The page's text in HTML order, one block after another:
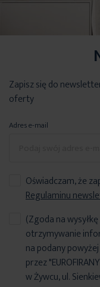
Zapisz się do
oferty
Adres e-mail
Oświadczam, że
Regulaminu
(Zgoda na
otrzymywanie
na podany
przez
w Żywcu, ul.